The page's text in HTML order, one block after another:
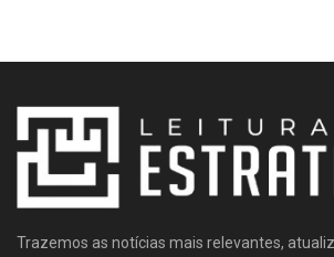
Trazemos as notícias mais relevantes,